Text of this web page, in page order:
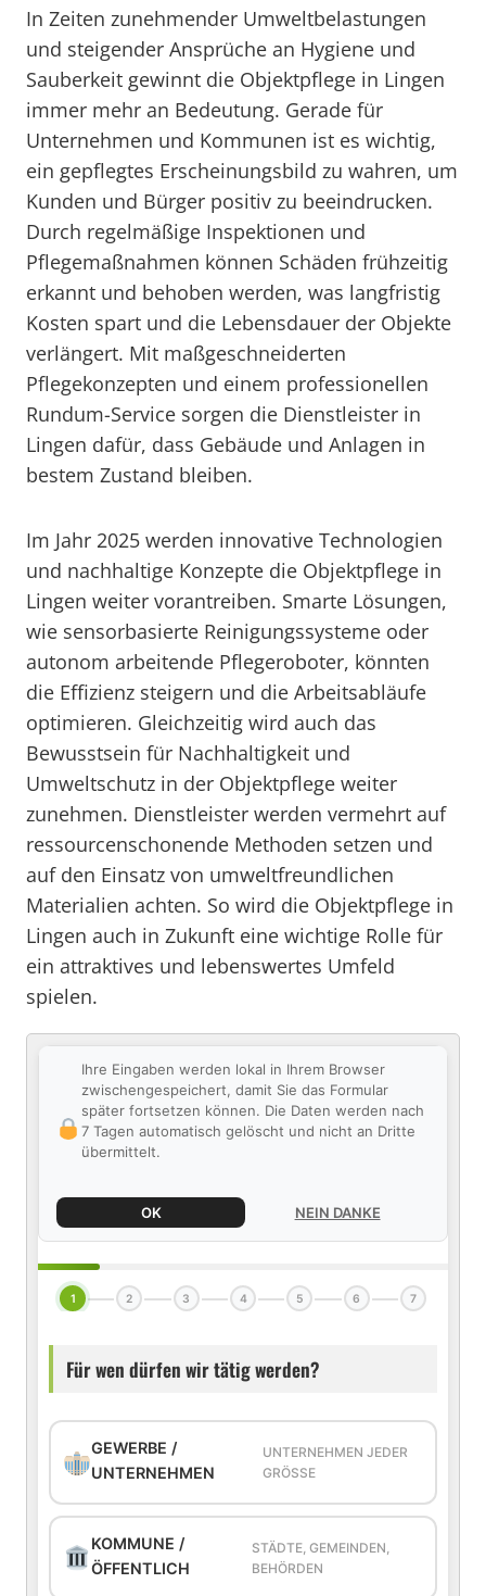
In Zeiten zunehmender Umweltbelastungen
und steigender Ansprüche an Hygiene und
Sauberkeit gewinnt die Objektpflege in Lingen
immer mehr an Bedeutung. Gerade für
Unternehmen und Kommunen ist es wichtig,
ein gepflegtes Erscheinungsbild zu wahren, um
Kunden und Bürger positiv zu beeindrucken.
Durch regelmäßige Inspektionen und
Pflegemaßnahmen können Schäden frühzeitig
erkannt und behoben werden, was langfristig
Kosten spart und die Lebensdauer der Objekte
verlängert. Mit maßgeschneiderten
Pflegekonzepten und einem professionellen
Rundum-Service sorgen die Dienstleister in
Lingen dafür, dass Gebäude und Anlagen in
bestem Zustand bleiben.
Im Jahr 2025 werden innovative Technologien
und nachhaltige Konzepte die Objektpflege in
Lingen weiter vorantreiben. Smarte Lösungen,
wie sensorbasierte Reinigungssysteme oder
autonom arbeitende Pflegeroboter, könnten
die Effizienz steigern und die Arbeitsabläufe
optimieren. Gleichzeitig wird auch das
Bewusstsein für Nachhaltigkeit und
Umweltschutz in der Objektpflege weiter
zunehmen. Dienstleister werden vermehrt auf
ressourcenschonende Methoden setzen und
auf den Einsatz von umweltfreundlichen
Materialien achten. So wird die Objektpflege in
Lingen auch in Zukunft eine wichtige Rolle für
ein attraktives und lebenswertes Umfeld
spielen.
Ihre Eingaben werden lokal in Ihrem Browser
zwischengespeichert, damit Sie das Formular
später fortsetzen können. Die Daten werden nach
7 Tagen automatisch gelöscht und nicht an Dritte
übermittelt.
OK NEIN DANKE
1 2 3 4 5 6 7
Für wen dürfen wir tätig werden?
GEWERBE /
UNTERNEHMEN
UNTERNEHMEN JEDER
GRÖSSE
KOMMUNE /
ÖFFENTLICH
STÄDTE, GEMEINDEN,
BEHÖRDEN